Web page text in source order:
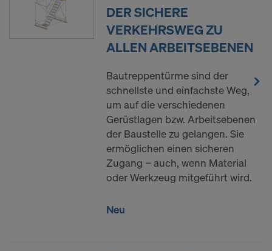
DER SICHERE
VERKEHRSWEG ZU
ALLEN ARBEITSEBENEN
Bautreppentürme sind der
schnellste und einfachste Weg,
um auf die verschiedenen
Gerüstlagen bzw. Arbeitsebenen
der Baustelle zu gelangen. Sie
ermöglichen einen sicheren
Zugang − auch, wenn Material
oder Werkzeug mitgeführt wird.
Neu